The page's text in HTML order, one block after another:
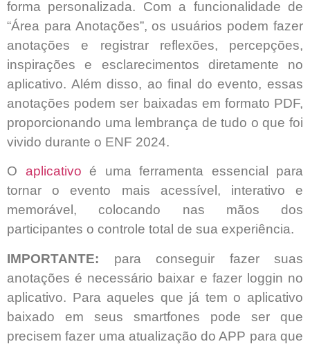
forma personalizada. Com a funcionalidade de
“Área para Anotações”, os usuários podem fazer
anotações e registrar reflexões, percepções,
inspirações e esclarecimentos diretamente no
aplicativo. Além disso, ao final do evento, essas
anotações podem ser baixadas em formato PDF,
proporcionando uma lembrança de tudo o que foi
vivido durante o ENF 2024.
O aplicativo é uma ferramenta essencial para
tornar o evento mais acessível, interativo e
memorável, colocando nas mãos dos
participantes o controle total de sua experiência.
IMPORTANTE: para conseguir fazer suas
anotações é necessário baixar e fazer loggin no
aplicativo. Para aqueles que já tem o aplicativo
baixado em seus smartfones pode ser que
precisem fazer uma atualização do APP para que